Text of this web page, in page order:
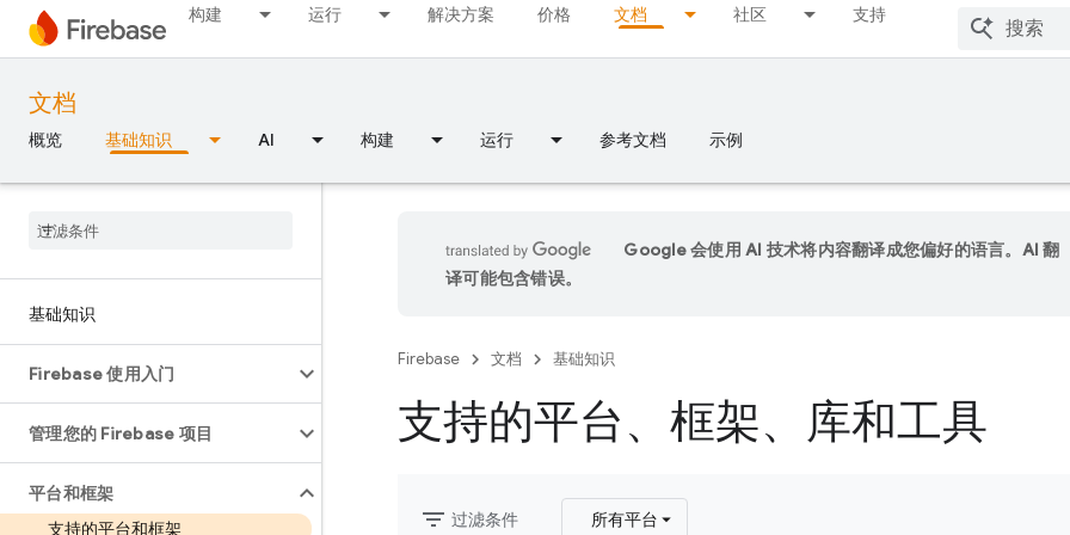
构建 运行 解决方案 价格 文档 社区 支持
文档
概览 基础知识 AI 构建 运行 参考文档 示例
基础知识
Firebase 使用入门
管理您的 Firebase 项目
平台和框架
支持的平台和框架
Google 会使用 AI 技术将内容翻译成您偏好的语言。AI 翻
译可能包含错误。
Firebase 文档 基础知识
支持的平台、框架、库和工具
filter_list 过滤条件 所有平台